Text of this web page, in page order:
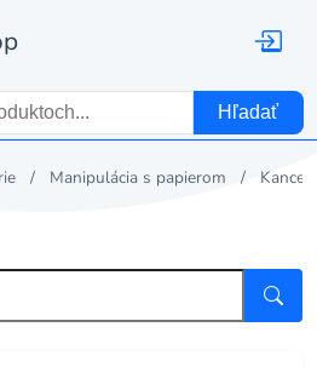
Hľadať
Manipulácia s papierom